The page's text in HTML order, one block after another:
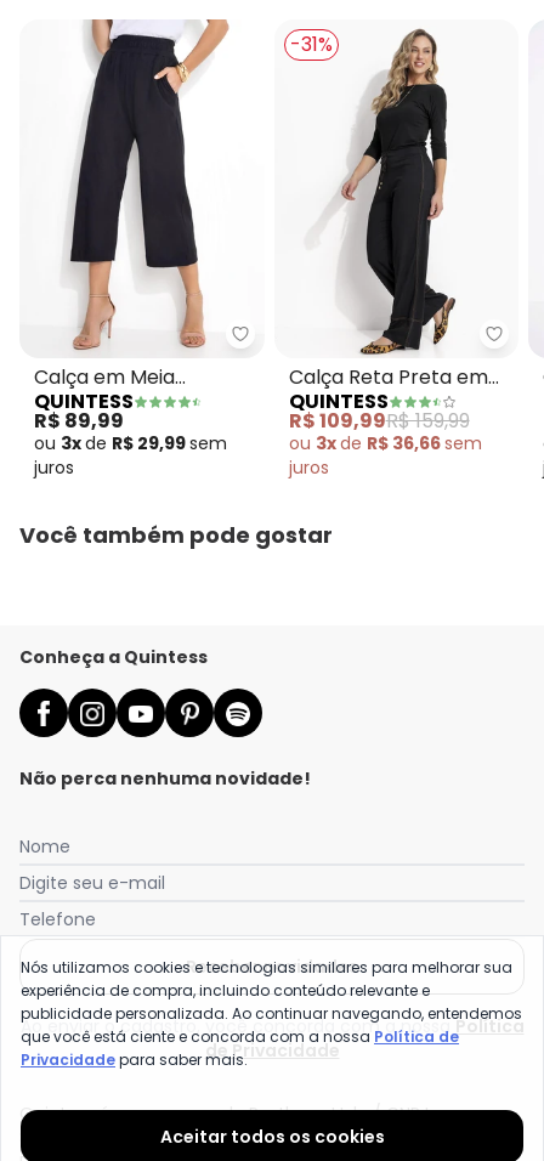
Quintess - Calça em Meia
Calça em Meia
MalhaPreta
Pantacourt
QUINTESS
R$ 89,99
ou 3xde R$ 29,99sem
juros
-31%
Calça Reta Preta em
Viscose Plana
QUINTESS
R$ 109,99R$ 159,99
ou 3xde R$ 36,66sem
juros
Você também pode gostar
Conheça a Quintess
Não perca nenhuma novidade!
Nome
Digite seu e-mail
Telefone
Receber novidades
Ao enviar o cadastro, você concorda com a nossa Política
de Privacidade
Quintess é uma marca da Posthaus Ltda / CNPJ:
80.462.138/0001-41
Nós utilizamos cookies e tecnologias similares para melhorar sua
experiência de compra, incluindo conteúdo relevante e
publicidade personalizada. Ao continuar navegando, entendemos
que você está ciente e concorda com a nossa Política de
Privacidadepara saber mais.
Aceitar todos os cookies